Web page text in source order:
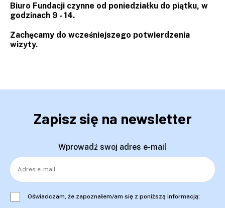
Biuro Fundacji czynne od poniedziałku do piątku, w
godzinach 9 - 14.
Zachęcamy do wcześniejszego potwierdzenia
wizyty.
Zapisz się na newsletter
Wprowadź swoj adres e-mail
Oświadczam, że zapoznałem/am się z poniższą informacją: